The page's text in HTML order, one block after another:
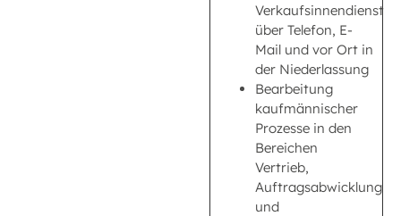
Verkaufsinnendienst
über Telefon, E-
Mail und vor Ort in
der Niederlassung
Bearbeitung
kaufmännischer
Prozesse in den
Bereichen
Vertrieb,
Auftragsabwicklung
und